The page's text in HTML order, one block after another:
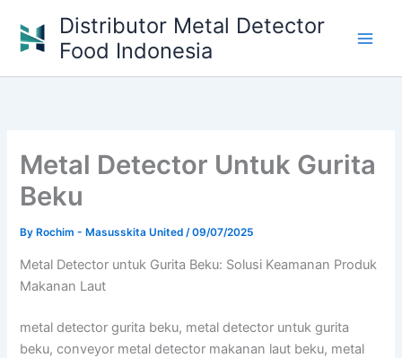
content
Distributor Metal Detector
Food Indonesia
Metal Detector Untuk Gurita
Beku
By Rochim - Masusskita United/09/07/2025
Metal Detector untuk Gurita Beku: Solusi Keamanan Produk
Makanan Laut
metal detector gurita beku, metal detector untuk gurita
beku, conveyor metal detector makanan laut beku, metal